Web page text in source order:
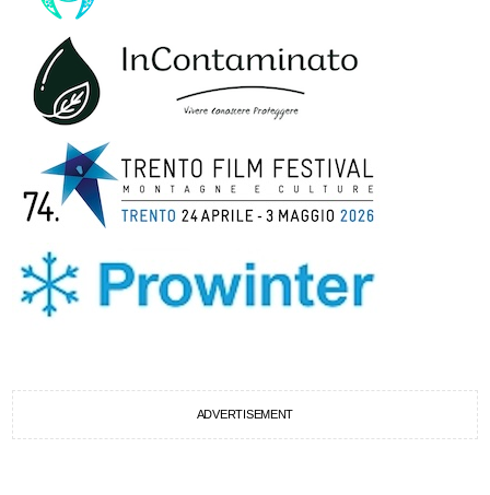
ADVERTISEMENT